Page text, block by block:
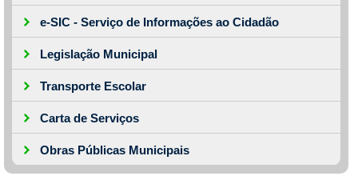
e-SIC - Serviço de Informações ao Cidadão
Legislação Municipal
Transporte Escolar
Carta de Serviços
Obras Públicas Municipais